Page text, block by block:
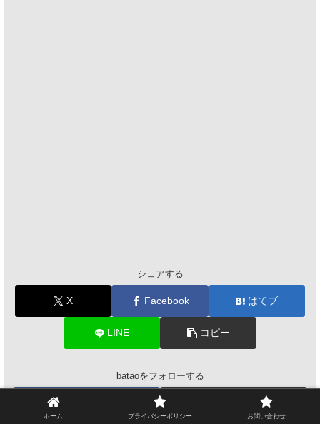
シェアする
X Facebook はてブ
LINE コピー
bataoをフォローする
ホーム プライバシーポリシー お問い合わせ